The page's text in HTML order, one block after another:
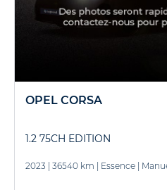
OPEL CORSA
1.2 75CH EDITION
2023 36540 km Essence